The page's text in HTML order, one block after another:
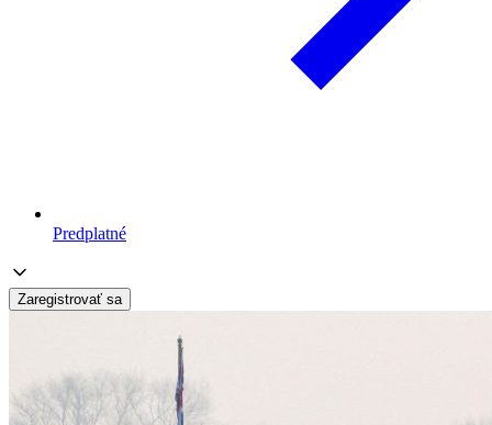
Predplatné
Zaregistrovať sa